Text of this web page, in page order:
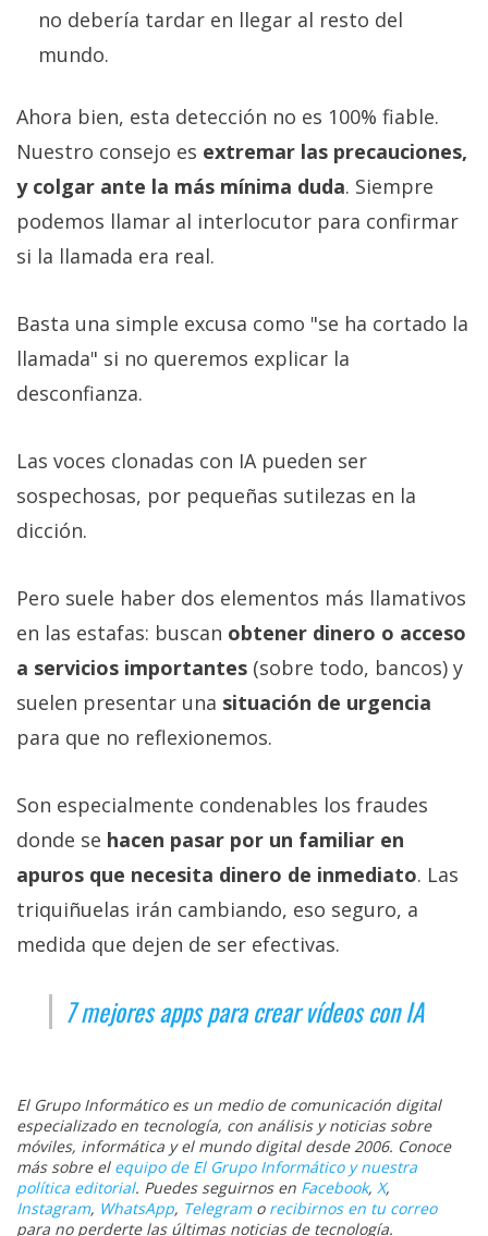
no debería tardar en llegar al resto del
mundo.
Ahora bien, esta detección no es 100% fiable.
Nuestro consejo es extremar las precauciones,
y colgar ante la más mínima duda. Siempre
podemos llamar al interlocutor para confirmar
si la llamada era real.
Basta una simple excusa como "se ha cortado la
llamada" si no queremos explicar la
desconfianza.
Las voces clonadas con IA pueden ser
sospechosas, por pequeñas sutilezas en la
dicción.
Pero suele haber dos elementos más llamativos
en las estafas: buscan obtener dinero o acceso
a servicios importantes (sobre todo, bancos) y
suelen presentar una situación de urgencia
para que no reflexionemos.
Son especialmente condenables los fraudes
donde se hacen pasar por un familiar en
apuros que necesita dinero de inmediato. Las
triquiñuelas irán cambiando, eso seguro, a
medida que dejen de ser efectivas.
7 mejores apps para crear vídeos con IA
El Grupo Informático es un medio de comunicación digital
especializado en tecnología, con análisis y noticias sobre
móviles, informática y el mundo digital desde 2006. Conoce
más sobre el equipo de El Grupo Informático y nuestra
política editorial. Puedes seguirnos en Facebook, X,
Instagram, WhatsApp, Telegramo recibirnos en tu correo
para no perderte las últimas noticias de tecnología.